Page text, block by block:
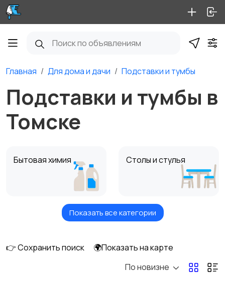
Главная Для дома и дачи Подставки и тумбы
Подставки и тумбы в
Томске
Бытовая химия Столы и стулья
Диваны и кресла Кровати и матрасы
Подставки и тумбы
Показать все категории
👉 Сохранить поиск
🌍Показать на карте
По новизне